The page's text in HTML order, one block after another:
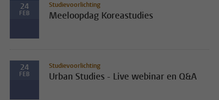
24
FEB
Studievoorlichting
Meeloopdag Koreastudies
24
FEB
Studievoorlichting
Urban Studies - Live webinar en Q&A